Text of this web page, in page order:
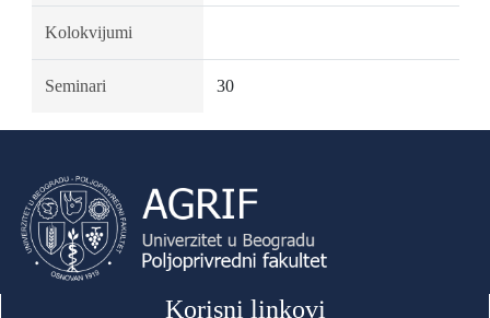
Kolokvijumi
Seminari 30
Korisni linkovi